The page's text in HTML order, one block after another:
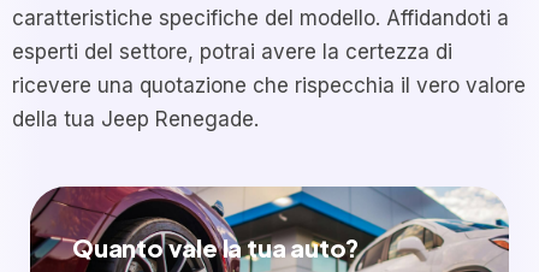
caratteristiche specifiche del modello. Affidandoti a
esperti del settore, potrai avere la certezza di
ricevere una quotazione che rispecchia il vero valore
della tua Jeep Renegade.
Quanto vale la tua auto?